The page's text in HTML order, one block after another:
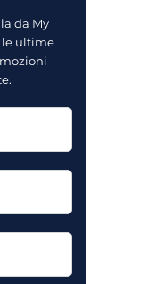
da My
le ultime